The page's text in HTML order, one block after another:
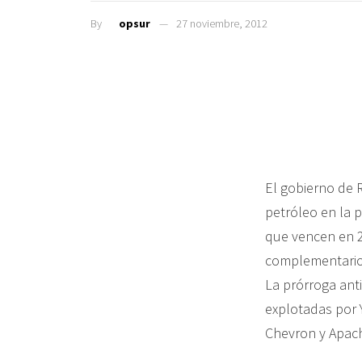
By opsur 27 noviembre, 2012
El gobierno de
petróleo en la
que vencen en
La prórroga
explotadas por
Chevron y